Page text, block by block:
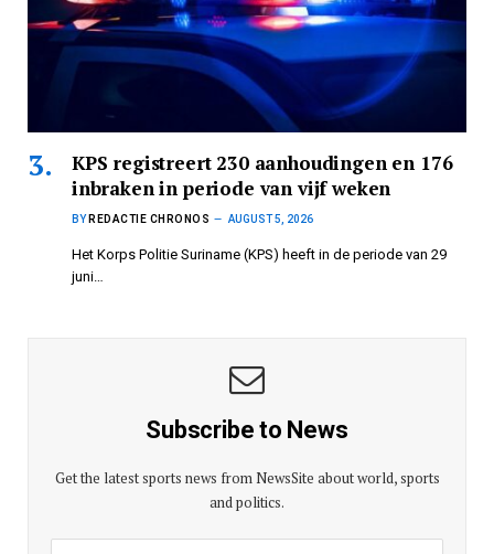
KPS registreert 230 aanhoudingen en 176
inbraken in periode van vijf weken
BY REDACTIE CHRONOS AUGUST 5, 2026
Het Korps Politie Suriname (KPS) heeft in de periode van 29
juni…
Subscribe to News
Get the latest sports news from NewsSite about world, sports
and politics.